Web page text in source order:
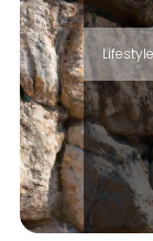
Lifestyle